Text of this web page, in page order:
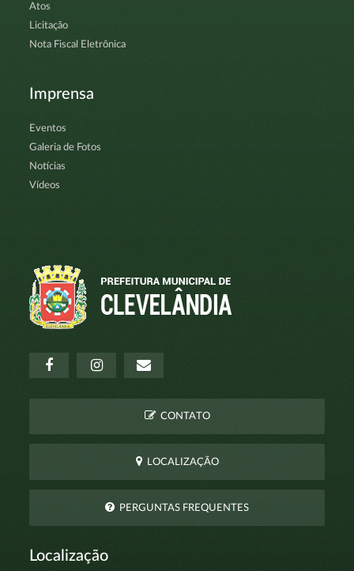
Atos
Licitação
Nota Fiscal Eletrônica
Imprensa
Eventos
Galeria de Fotos
Notícias
Vídeos
CONTATO
LOCALIZAÇÃO
PERGUNTAS FREQUENTES
Localização